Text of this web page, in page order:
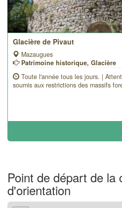
Glacière de Pivaut
Mazaugues
Patrimoine historique, Glacière
Toute l'année tous les jours. |
soumis aux restrictions des massifs
Point de départ de la
d'orientation